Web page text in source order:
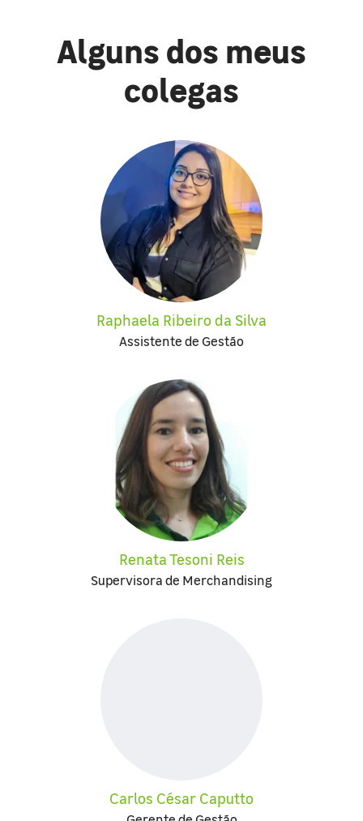
Alguns dos meus
colegas
Raphaela Ribeiro da Silva
Assistente de Gestão
Renata Tesoni Reis
Supervisora de Merchandising
Carlos César Caputto